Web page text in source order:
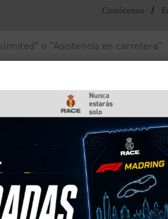
Conócenos /
de Madrid para desarrollar “Caminos
colaboran con
y